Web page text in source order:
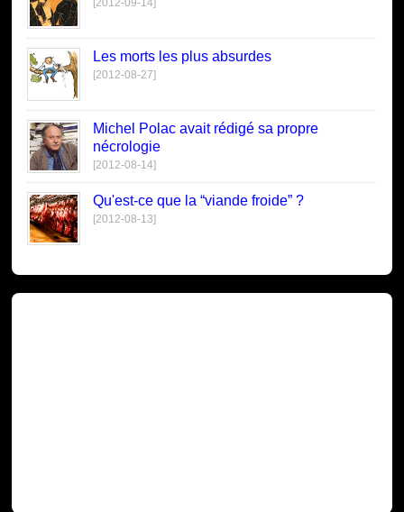
Les morts les plus absurdes
[2012-08-27]
Michel Polac avait rédigé sa propre
nécrologie
[2012-08-14]
Qu'est-ce que la “viande froide” ?
[2012-08-13]